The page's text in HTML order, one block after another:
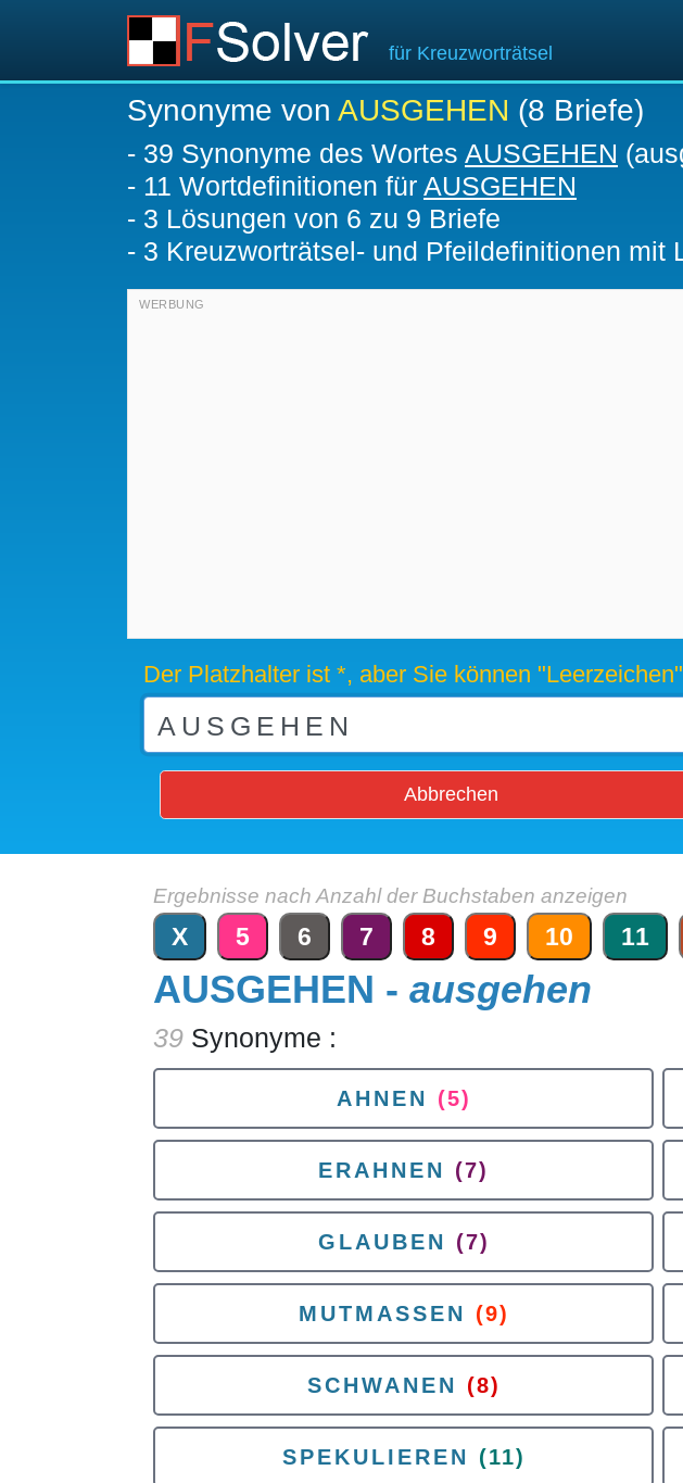
für Kreuzworträtsel
Synonyme von AUSGEHEN (8 Briefe)
- 39 Synonyme des Wortes AUSGEHEN
- 11 Wortdefinitionen für AUSGEHEN
- 3 Lösungen von 6 zu 9 Briefe
- 3 Kreuzworträtsel- und Pfeildefinitionen mit
Der Platzhalter ist *, aber Sie können
Abbrechen
Ergebnisse nach Anzahl der Buchstaben anzeigen
X 5 6 7 8 9 10 11
AUSGEHEN - ausgehen
39 Synonyme :
AHNEN (5)
ERAHNEN (7)
GLAUBEN (7)
MUTMASSEN (9)
SCHWANEN (8)
SPEKULIEREN (11)